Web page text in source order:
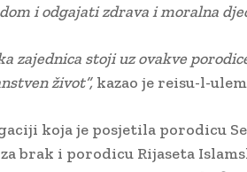
i odgajati zdrava i moralna
zajednica stoji uz ovakve
život”, kazao je reisu-l-
koja je posjetila porodicu
brak i porodicu Rijaseta